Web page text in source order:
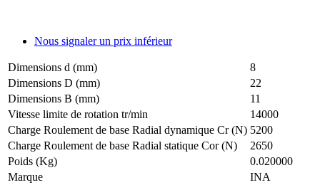
Nous signaler un prix inférieur
Dimensions d (mm)
8
Dimensions D (mm)
22
Dimensions B (mm)
11
Vitesse limite de rotation tr/min
14000
Charge Roulement de base Radial dynamique Cr (N) 5200
Charge Roulement de base Radial statique Cor (N)
2650
Poids (Kg)
0.020000
Marque
INA